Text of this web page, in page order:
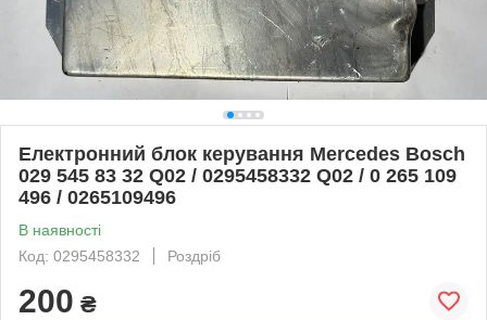
Електронний блок керування Mercedes Bosch
029 545 83 32 Q02 / 0295458332 Q02 / 0 265 109
496 / 0265109496
В наявності
Код: 0295458332
Роздріб
200 ₴